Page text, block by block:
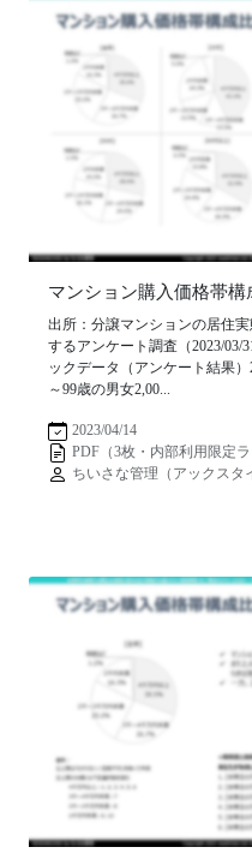
マンション購入価格帯構
出所：分譲マンションの居住
するアンケート調査（2023/03/
ックデータ（アンケート結果
～99歳の男女2,00...
2023/04/14
PDF（3枚・内部利用限定
ちいさな管理（アックスタ